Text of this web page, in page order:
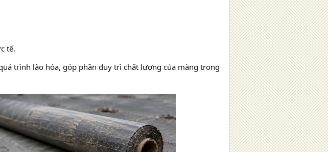
tế.
trình lão hóa, góp phần duy trì chất lượng của màng trong